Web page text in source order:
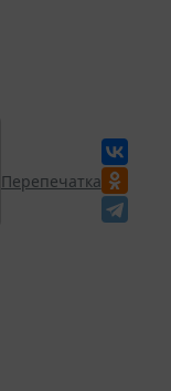
Перепечатка